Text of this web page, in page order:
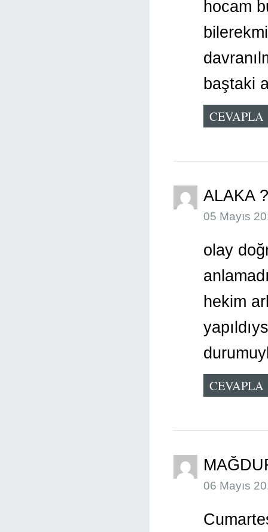
hocam
baştaki
CEVAPLA
ALAKA ?
05 Mayıs
olay
hekim
CEVAPLA
06 Mayıs